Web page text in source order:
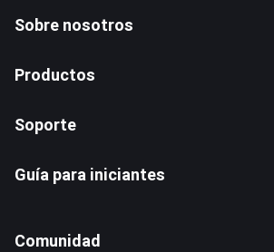
Sobre nosotros
Productos
Soporte
Guía para iniciantes
Comunidad